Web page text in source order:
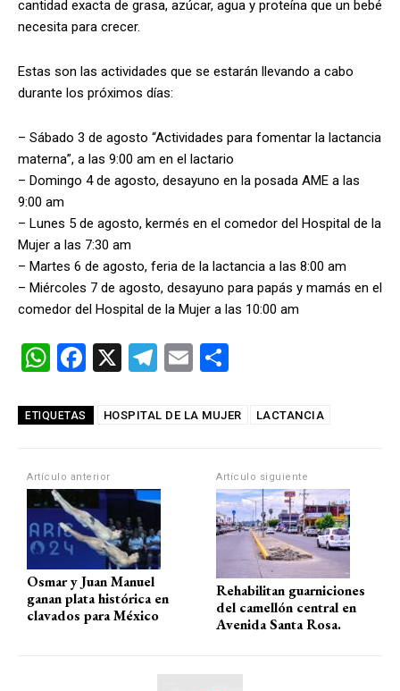
cantidad exacta de grasa, azúcar, agua y proteína que un bebé
necesita para crecer.
Estas son las actividades que se estarán llevando a cabo
durante los próximos días:
– Sábado 3 de agosto “Actividades para fomentar la lactancia
materna”, a las 9:00 am en el lactario
– Domingo 4 de agosto, desayuno en la posada AME a las
9:00 am
– Lunes 5 de agosto, kermés en el comedor del Hospital de la
Mujer a las 7:30 am
– Martes 6 de agosto, feria de la lactancia a las 8:00 am
– Miércoles 7 de agosto, desayuno para papás y mamás en el
comedor del Hospital de la Mujer a las 10:00 am
W
at
A
p
p
F
ce
o
o
k
X
T
e
m
E
ail m
ar
tir
ETIQUETAS HOSPITAL DE LA MUJER LACTANCIA
Artículo anterior
Osmar y Juan Manuel
ganan plata histórica en
clavados para México
Artículo siguiente
Rehabilitan guarniciones
del camellón central en
Avenida Santa Rosa.